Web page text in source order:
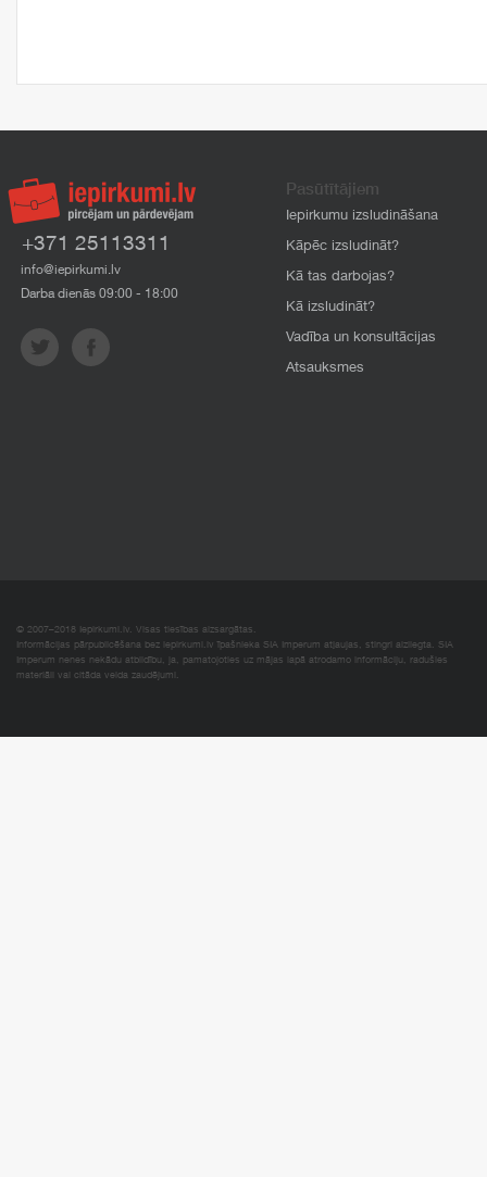
+371 25113311
info@iepirkumi.lv
Darba dienās 09:00 - 18:00
Pasūtītājiem
Iepirkumu izsludināšana
Kāpēc izsludināt?
Kā tas darbojas?
Kā izsludināt?
Vadība un konsultācijas
Atsauksmes
© 2007–2018 Iepirkumi.lv. Visas tiesības aizsargātas.
Informācijas pārpublicēšana bez iepirkumi.lv īpašnieka SIA Imperum atļaujas, stingri aizliegta. SIA
Imperum nenes nekādu atbildību, ja, pamatojoties uz mājas lapā atrodamo informāciju, radušies
materiāli vai citāda veida zaudējumi.